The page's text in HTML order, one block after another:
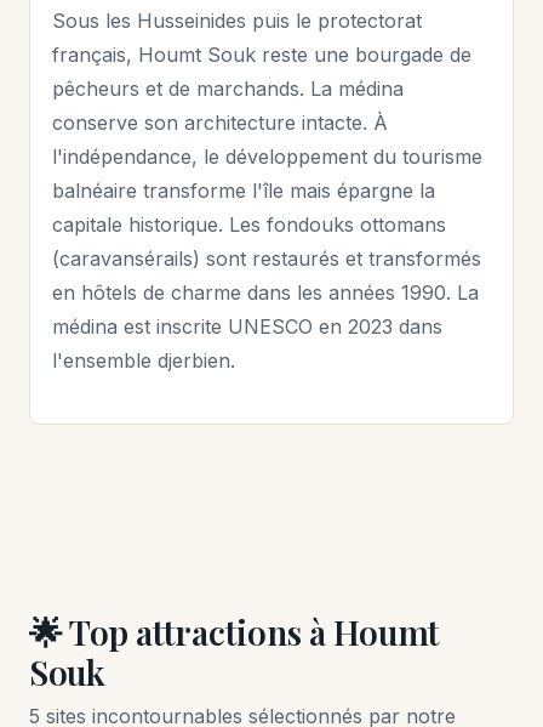
Sous les Husseinides puis le protectorat
français, Houmt Souk reste une bourgade de
pêcheurs et de marchands. La médina
conserve son architecture intacte. À
l'indépendance, le développement du tourisme
balnéaire transforme l'île mais épargne la
capitale historique. Les fondouks ottomans
(caravansérails) sont restaurés et transformés
en hôtels de charme dans les années 1990. La
médina est inscrite UNESCO en 2023 dans
l'ensemble djerbien.
🌟 Top attractions à Houmt
Souk
5 sites incontournables sélectionnés par notre